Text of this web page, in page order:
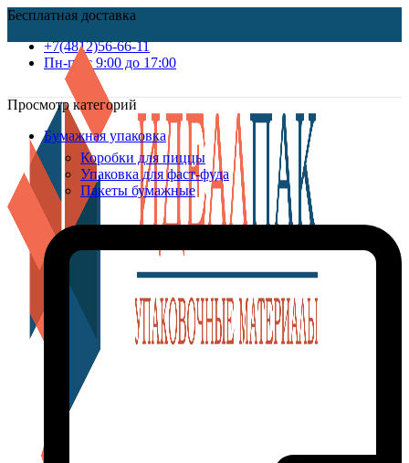
Бесплатная доставка
+7(4812)56-66-11
Пн-пт c 9:00 до 17:00
Просмотр категорий
Бумажная упаковка
Коробки для пиццы
Упаковка для фаст-фуда
Пакеты бумажные